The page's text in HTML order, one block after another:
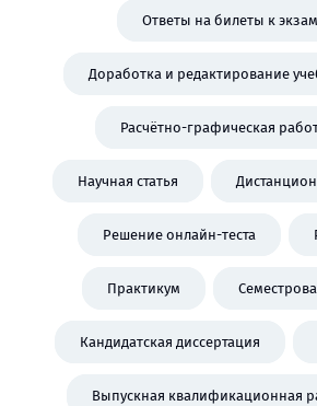
Ответы на билеты к
Доработка и редактирование
Расчётно-графическая
Научная статья
Решение онлайн-теста
Практикум
Кандидатская диссертация
Выпускная квалификационная